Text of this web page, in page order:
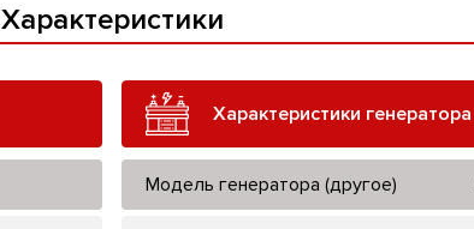
Характеристики
Характеристики генератора
Модель генератора (другое)